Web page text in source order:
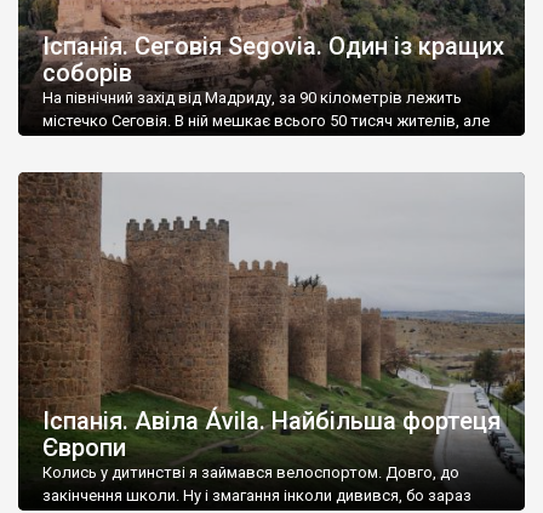
Іспанія. Сеговія Segovia. Один із кращих
соборів
На північний захід від Мадриду, за 90 кілометрів лежить
містечко Сеговія. В ній мешкає всього 50 тисяч жителів, але
старовинних храмів, кам’яниць та інших старожитностей, до
кількості мешканців. Який же у Сеговії красивий замок, але
ніщо не іде у […]
Іспанія. Авіла Ávila. Найбільша фортеця
Європи
Колись у дитинстві я займався велоспортом. Довго, до
закінчення школи. Ну і змагання інколи дивився, бо зараз